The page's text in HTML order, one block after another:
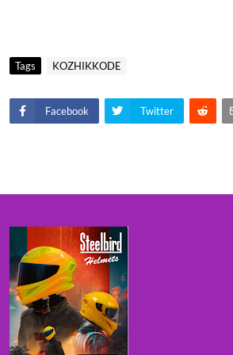
Tags KOZHIKKODE
Facebook Twitter